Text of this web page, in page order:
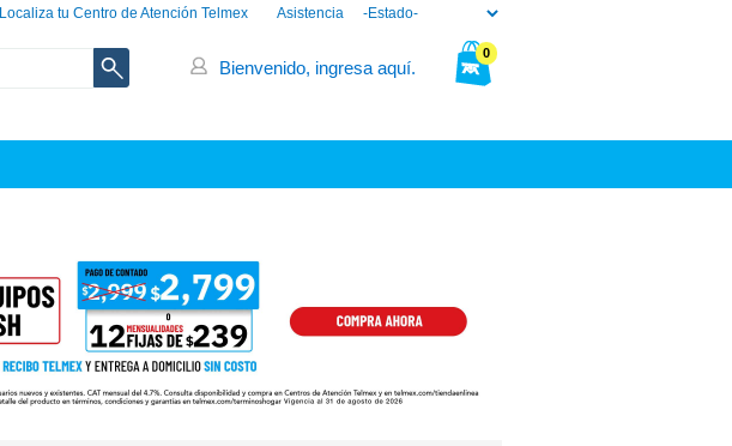
Asistencia
Localiza tu Centro de Atención Telmex
0
Bienvenido, ingresa aquí.